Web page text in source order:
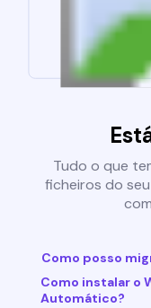
Tudo o que
ficheiros do
Como posso
Como instalar o
Automático?